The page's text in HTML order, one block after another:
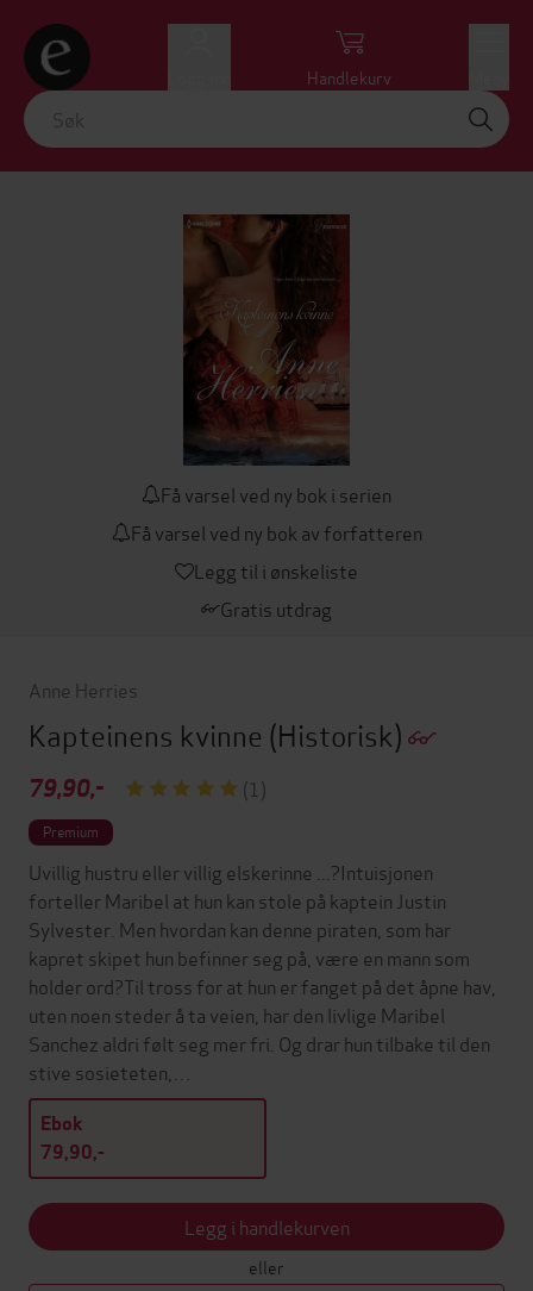
Handlekurv
Få varsel ved ny bok i serien
Få varsel ved ny bok av forfatteren
Legg til i ønskeliste
Gratis utdrag
Anne Herries
Kapteinens kvinne (Historisk)
79,90,- (1)
Premium
Uvillig hustru eller villig elskerinne ...?Intuisjonen
forteller Maribel at hun kan stole på kaptein Justin
Sylvester. Men hvordan kan denne piraten, som har
kapret skipet hun befinner seg på, være en mann som
holder ord?Til tross for at hun er fanget på det åpne hav,
uten noen steder å ta veien, har den livlige Maribel
Sanchez aldri følt seg mer fri. Og drar hun tilbake til den
stive sosieteten,…
Ebok
79,90,-
Legg i handlekurven
eller